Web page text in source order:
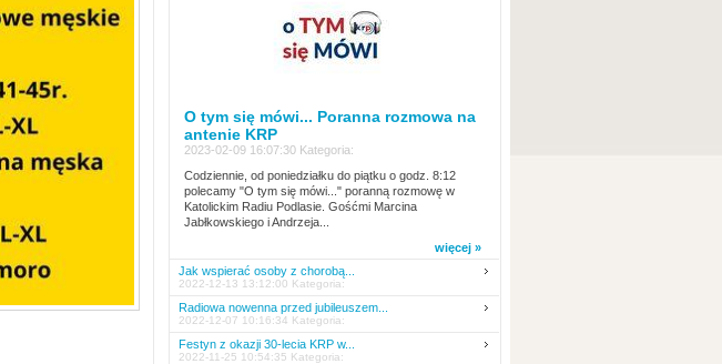
O tym się mówi... Poranna rozmowa na
antenie KRP
2023-02-09 16:07:30 Kategoria:
Codziennie, od poniedziałku do piątku o godz. 8:12
polecamy "O tym się mówi..." poranną rozmowę w
Katolickim Radiu Podlasie. Gośćmi Marcina
Jabłkowskiego i Andrzeja...
więcej »
Jak wspierać osoby z chorobą...
2022-12-13 13:12:00 Kategoria:
Radiowa nowenna przed jubileuszem...
2022-12-07 10:16:34 Kategoria:
Festyn z okazji 30-lecia KRP w...
2022-11-25 10:54:35 Kategoria: